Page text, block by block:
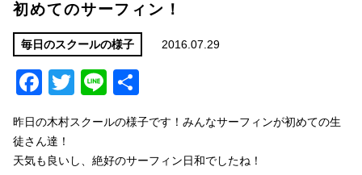
一松海岸波情報
サイズ
頭
状態
小潮
初めてのサーフィン！
毎日のスクールの様子 2016.07.29
Facebook
Twitter
Line
昨日の木村スクールの様子です！みんなサーフィンが初めての生
徒さん達！
天気も良いし、絶好のサーフィン日和でしたね！